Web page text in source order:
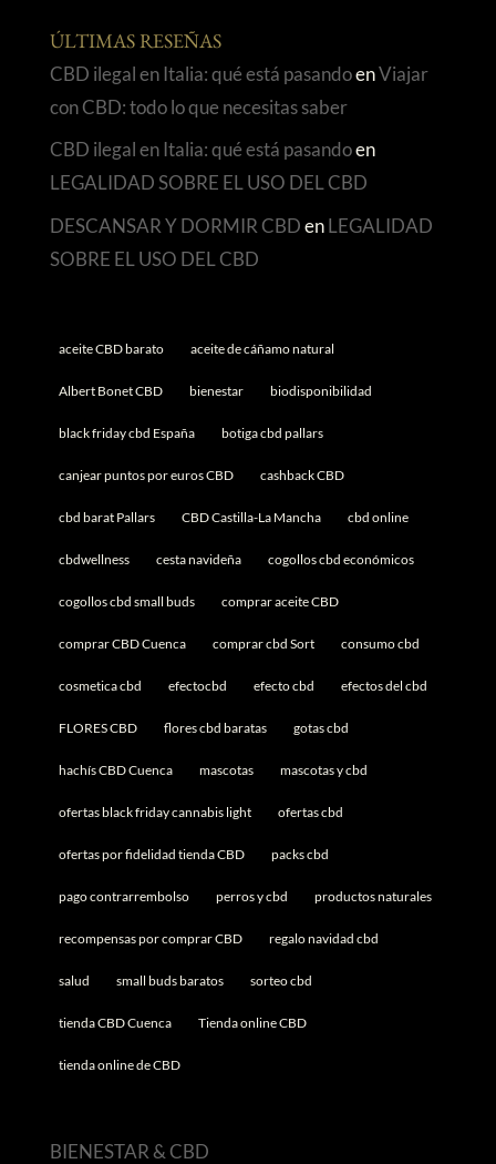
ÚLTIMAS RESEÑAS
CBD ilegal en Italia: qué está pasandoenViajar
con CBD: todo lo que necesitas saber
CBD ilegal en Italia: qué está pasandoen
LEGALIDAD SOBRE EL USO DEL CBD
DESCANSAR Y DORMIR CBDenLEGALIDAD
SOBRE EL USO DEL CBD
aceite CBD barato aceite de cáñamo natural
Albert Bonet CBD bienestar biodisponibilidad
black friday cbd España botiga cbd pallars
canjear puntos por euros CBD cashback CBD
cbd barat Pallars CBD Castilla-La Mancha cbd online
cbdwellness cesta navideña cogollos cbd económicos
cogollos cbd small buds comprar aceite CBD
comprar CBD Cuenca comprar cbd Sort consumo cbd
cosmetica cbd efectocbd efecto cbd efectos del cbd
FLORES CBD flores cbd baratas gotas cbd
hachís CBD Cuenca mascotas mascotas y cbd
ofertas black friday cannabis light ofertas cbd
ofertas por fidelidad tienda CBD packs cbd
pago contrarrembolso perros y cbd productos naturales
recompensas por comprar CBD regalo navidad cbd
salud small buds baratos sorteo cbd
tienda CBD Cuenca Tienda online CBD
tienda online de CBD
BIENESTAR & CBD